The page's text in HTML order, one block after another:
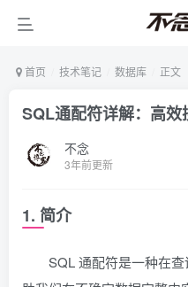
首页 技术笔记 数据库 正文
SQL通配符详解：高
不念
3年前更新
1. 简介
SQL 通配符是一种在